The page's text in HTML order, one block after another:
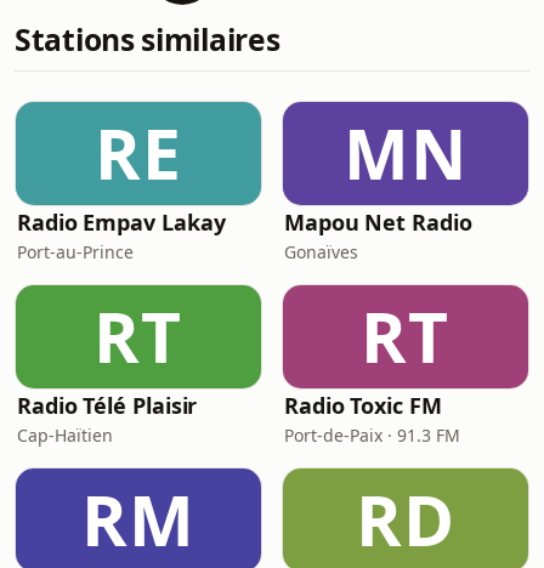
Stations similaires
RE
Radio Empav Lakay
Port-au-Prince
MN
Mapou Net Radio
Gonaïves
RT
Radio Télé Plaisir
Cap-Haïtien
RT
Radio Toxic FM
Port-de-Paix · 91.3 FM
RM RD